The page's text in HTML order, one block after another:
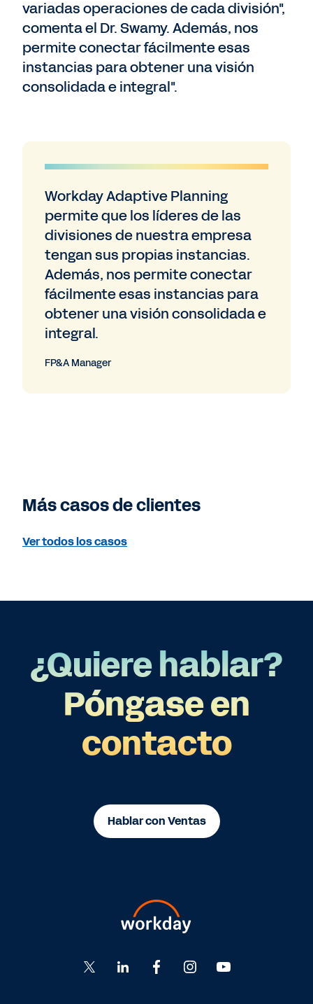
variadas operaciones de cada división",
comenta el Dr. Swamy. Además, nos
permite conectar fácilmente esas
instancias para obtener una visión
consolidada e integral".
Workday Adaptive Planning
permite que los líderes de las
divisiones de nuestra empresa
tengan sus propias instancias.
Además, nos permite conectar
fácilmente esas instancias para
obtener una visión consolidada e
integral.
FP&A Manager
Más casos de clientes
Ver todos los casos
¿Quiere hablar?
Póngase en
contacto
Hablar con Ventas